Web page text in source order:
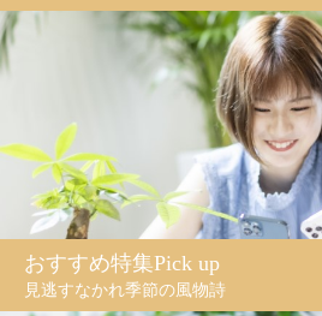
おすすめ特集Pick up
見逃すなかれ季節の風物詩